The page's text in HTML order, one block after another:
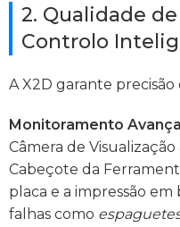
2. Qualidade
Controlo
A X2D garante
Monitoramento
Câmera de
Cabeçote da
placa e a impressão
falhas como